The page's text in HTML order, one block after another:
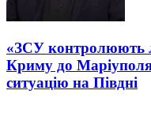
«ЗСУ контролюють
Криму до
ситуацію на Півдні